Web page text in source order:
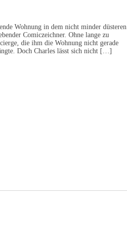
Wohnung in dem nicht minder düsteren
Comiczeichner. Ohne lange zu
die ihm die Wohnung nicht gerade
Doch Charles lässt sich nicht […]